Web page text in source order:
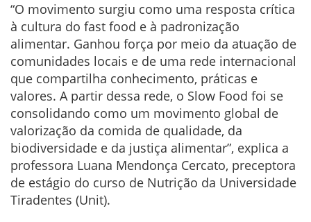
“O movimento surgiu como uma resposta crítica
à cultura do fast food e à padronização
alimentar. Ganhou força por meio da atuação de
comunidades locais e de uma rede internacional
que compartilha conhecimento, práticas e
valores. A partir dessa rede, o Slow Food foi se
consolidando como um movimento global de
valorização da comida de qualidade, da
biodiversidade e da justiça alimentar”, explica a
professora Luana Mendonça Cercato, preceptora
de estágio do curso de Nutrição da Universidade
Tiradentes (Unit).